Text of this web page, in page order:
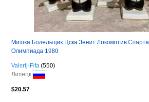
Мишка Болельщик Цска Зенит Локомотив
Олимпиада 1980
Valerij-Fifa (550)
Липецк
$20.57